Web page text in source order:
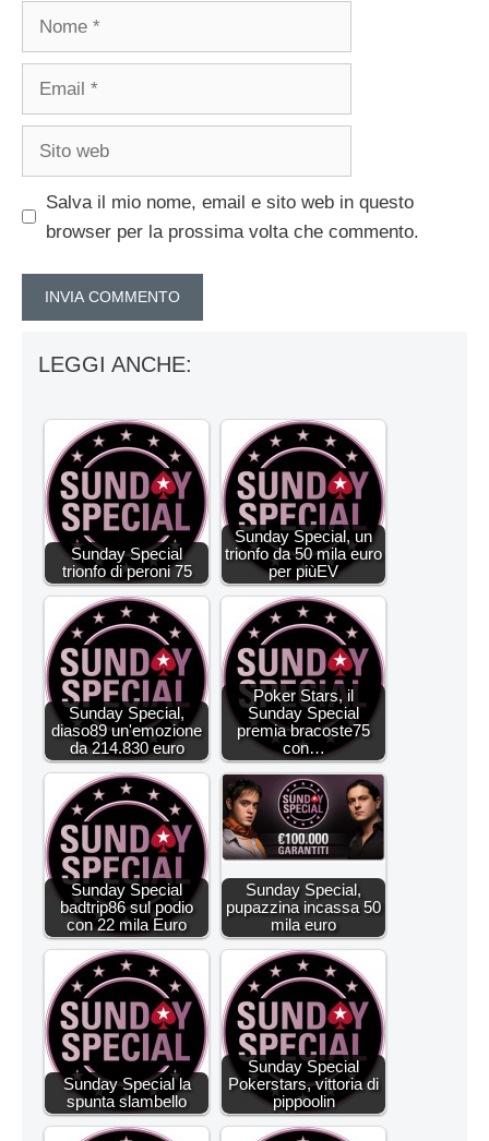
Salva il mio nome, email e sito web in questo
browser per la prossima volta che commento.
LEGGI ANCHE:
Sunday Special
trionfo di peroni 75
Sunday Special, un
trionfo da 50 mila euro
per piùEV
Sunday Special,
diaso89 un'emozione
da 214.830 euro
Poker Stars, il
Sunday Special
premia bracoste75
con…
Sunday Special
badtrip86 sul podio
con 22 mila Euro
Sunday Special,
pupazzina incassa 50
mila euro
Sunday Special la
spunta slambello
Sunday Special
Pokerstars, vittoria di
pippoolin